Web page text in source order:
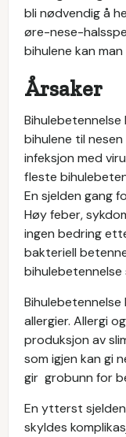
bli nødvendig å
øre-nese-
bihulene kan
Årsaker
bihulene til
infeksjon med
fleste
En sjelden gang
Høy feber,
ingen bedring
bakteriell
bihulebetennelse
allergier. Allergi
produksjon av
som igjen kan gi
gir grobunn for
En ytterst
skyldes